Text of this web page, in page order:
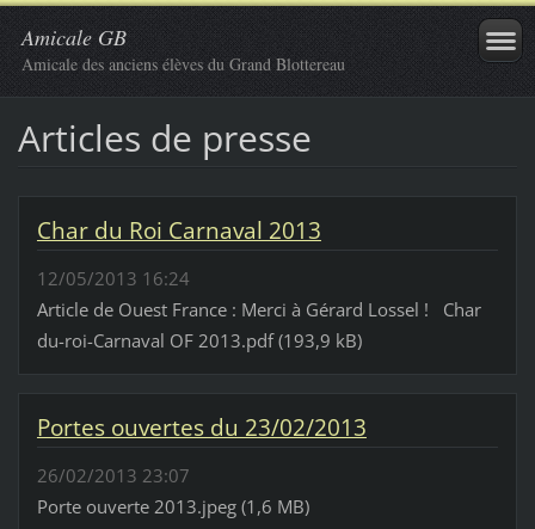
Amicale GB
Amicale des anciens élèves du Grand Blottereau
Articles de presse
Char du Roi Carnaval 2013
12/05/2013 16:24
Article de Ouest France : Merci à Gérard Lossel ! Char
du-roi-Carnaval OF 2013.pdf (193,9 kB)
Portes ouvertes du 23/02/2013
26/02/2013 23:07
Porte ouverte 2013.jpeg (1,6 MB)